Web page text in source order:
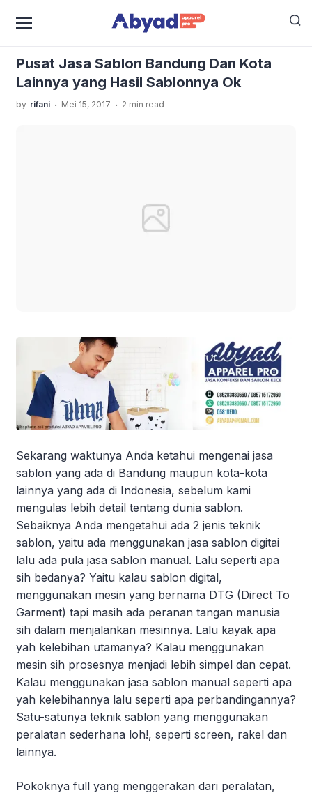
›Pusat Jasa Sablon Bandung
Pusat Jasa Sablon Bandung Dan Kota
Lainnya yang Hasil Sablonnya Ok
by rifani . Mei 15, 2017 . 2 min read
Sekarang waktunya Anda ketahui mengenai jasa
sablon yang ada di Bandung maupun kota-kota
lainnya yang ada di Indonesia, sebelum kami
mengulas lebih detail tentang dunia sablon.
Sebaiknya Anda mengetahui ada 2 jenis teknik
sablon, yaitu ada menggunakan jasa sablon digitai
lalu ada pula jasa sablon manual. Lalu seperti apa
sih bedanya? Yaitu kalau sablon digital,
menggunakan mesin yang bernama DTG (Direct To
Garment) tapi masih ada peranan tangan manusia
sih dalam menjalankan mesinnya. Lalu kayak apa
yah kelebihan utamanya? Kalau menggunakan
mesin sih prosesnya menjadi lebih simpel dan cepat.
Kalau menggunakan jasa sablon manual seperti apa
yah kelebihannya lalu seperti apa perbandingannya?
Satu-satunya teknik sablon yang menggunakan
peralatan sederhana loh!, seperti screen, rakel dan
lainnya.
Pokoknya full yang menggerakan dari peralatan,